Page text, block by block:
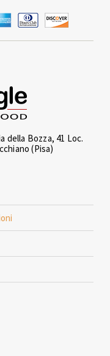
della Bozza, 41 Loc.
(Pisa)